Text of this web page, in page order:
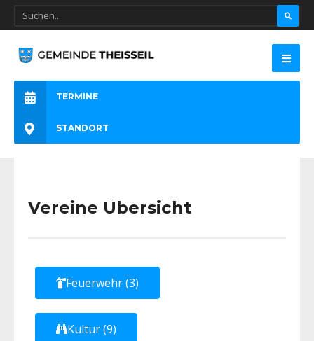
TERMINE
STANDORT
Vereine Übersicht
Feuerwehr (3)
Kultur (9)